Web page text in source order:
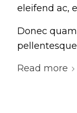
eleifend ac,
Donec
Read more